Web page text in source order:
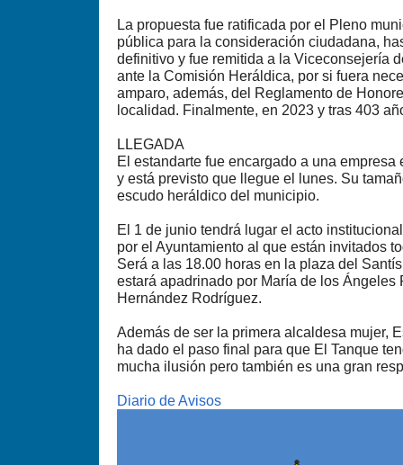
La propuesta fue ratificada por el Pleno
pública para la consideración ciudadana,
definitivo y fue remitida a la Viceconsejería
ante la Comisión Heráldica, por si fuera
amparo, además, del Reglamento de
localidad. Finalmente, en 2023 y tras 403
LLEGADA
El estandarte fue encargado a una
y está previsto que llegue el lunes. Su
escudo heráldico del municipio.
El 1 de junio tendrá lugar el acto
por el Ayuntamiento al que están invitados
Será a las 18.00 horas en la plaza del
estará apadrinado por María de los Ángeles
Hernández Rodríguez.
Además de ser la primera alcaldesa mujer,
ha dado el paso final para que El Tanque
mucha ilusión pero también es una gran
Diario de Avisos